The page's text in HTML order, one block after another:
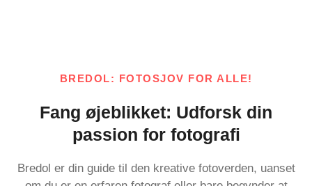
BREDOL: FOTOSJOV FOR ALLE!
Fang øjeblikket: Udforsk din
passion for fotografi
Bredol er din guide til den kreative fotoverden, uanset